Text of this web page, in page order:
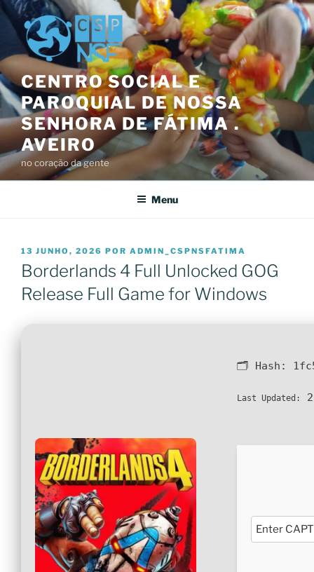
Saltar
para
conteúdo
CENTRO SOCIAL E
PAROQUIAL DE NOSSA
SENHORA DE FÁTIMA .
AVEIRO
no coração da gente
Menu
PUBLICADO
EM
13 JUNHO, 2026 POR ADMIN_CSPNSFATIMA
Borderlands 4 Full Unlocked GOG
Release Full Game for Windows
🗂 Hash:
Last Updated: